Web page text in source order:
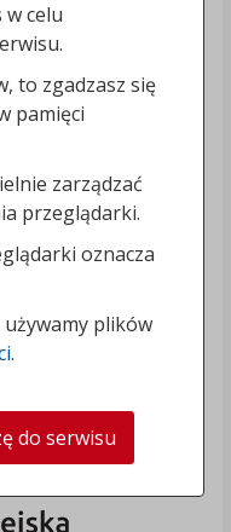
celu
to zgadzasz się
pamięci
zarządzać
przeglądarki.
oznacza
używamy plików
.
do serwisu